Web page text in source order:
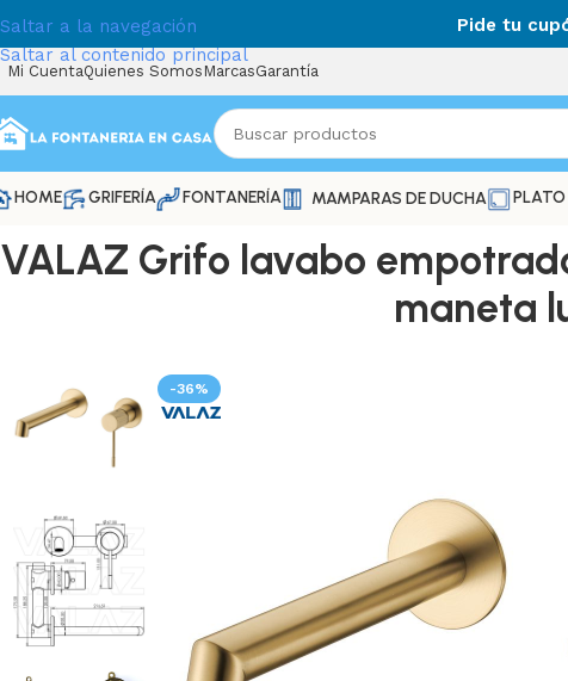
Saltar a la navegación
Saltar al contenido principal
Pide tu
Mi CuentaQuienes Somos MarcasGarantía
HOME GRIFERÍA FONTANERÍA MAMPARAS DE DUCHA
VALAZ Grifo lavabo
maneta
-36%